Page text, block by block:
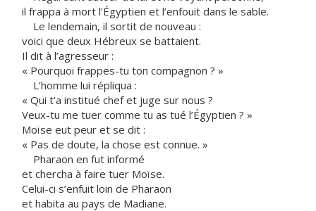
il frappa à mort l’Égyptien et l’enfouit dans le sable.
Le lendemain, il sortit de nouveau :
voici que deux Hébreux se battaient.
Il dit à l’agresseur :
« Pourquoi frappes-tu ton compagnon ? »
L’homme lui répliqua :
« Qui t’a institué chef et juge sur nous ?
Veux-tu me tuer comme tu as tué l’Égyptien ? »
Moïse eut peur et se dit :
« Pas de doute, la chose est connue. »
Pharaon en fut informé
et chercha à faire tuer Moïse.
Celui-ci s’enfuit loin de Pharaon
et habita au pays de Madiane.